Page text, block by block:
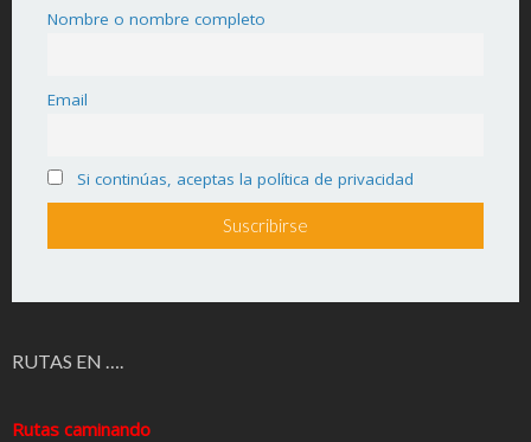
Nombre o nombre completo
Email
Si continúas, aceptas la política de privacidad
RUTAS EN ….
Rutas caminando